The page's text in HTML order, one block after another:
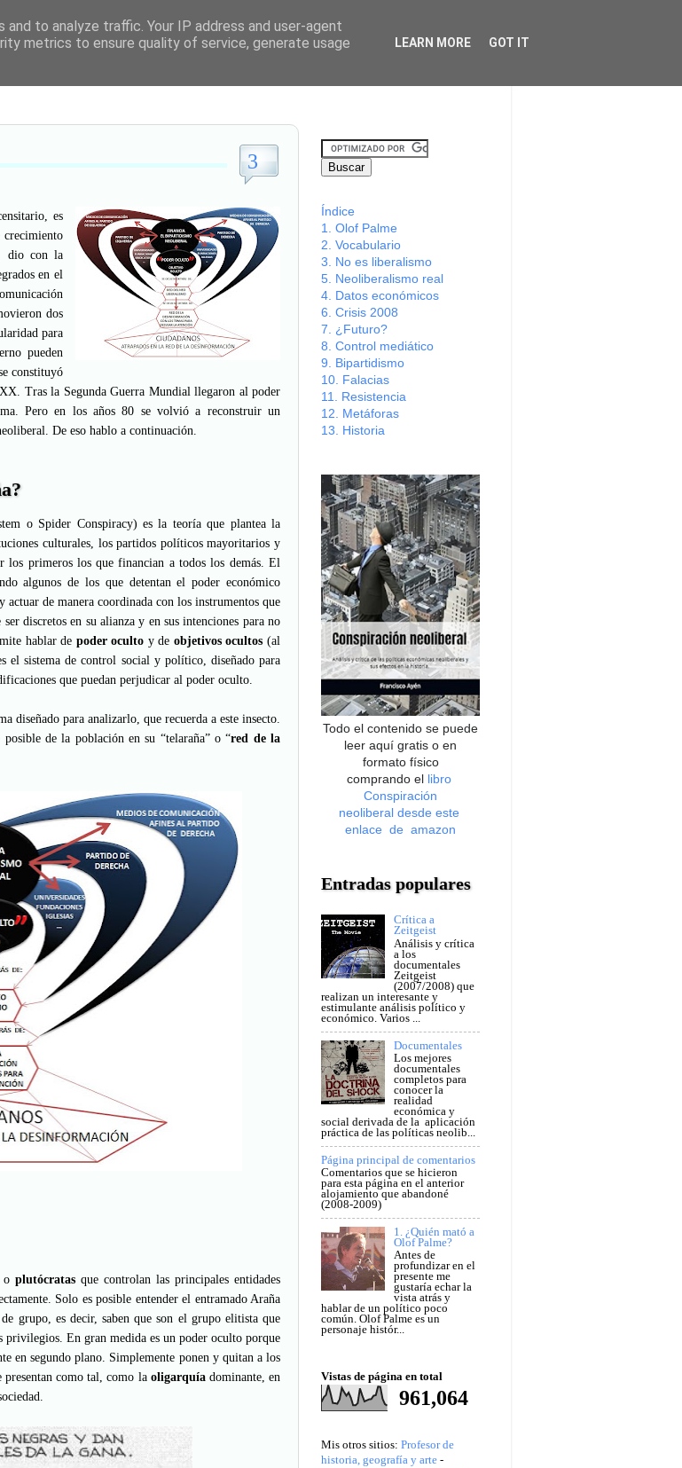
historia de las políticas económicas
la historia de las políticas económicas desde sus orígenes hasta la actualidad.
3
es
crecimiento
dio con la
en el
dos
para
pueden
constituyó
Tras la Segunda Guerra Mundial llegaron al poder
Pero en los años 80 se volvió a reconstruir un
De eso hablo a continuación.
o Spider Conspiracy) es la teoría que plantea la
culturales, los partidos políticos mayoritarios y
los primeros los que financian a todos los demás. El
algunos de los que detentan el poder económico
de manera coordinada con los instrumentos que
discretos en su alianza y en sus intenciones para no
hablar de poder oculto y de objetivos ocultos (al
el sistema de control social y político, diseñado para
que puedan perjudicar al poder oculto.
diseñado para analizarlo, que recuerda a este insecto.
de la población en su “telaraña” o “red de la
oplutócratas que controlan las principales entidades
Solo es posible entender el entramado Araña
grupo, es decir, saben que son el grupo elitista que
privilegios. En gran medida es un poder oculto porque
en segundo plano. Simplemente ponen y quitan a los
como tal, como la oligarquía dominante, en
Índice
1. Olof Palme
2. Vocabulario
3. No es liberalismo
5. Neoliberalismo real
4. Datos económicos
6. Crisis 2008
7. ¿Futuro?
8. Control mediático
9. Bipartidismo
10. Falacias
11. Resistencia
12. Metáforas
13. Historia
Todo el contenido se puede
leer aquí gratis o en
formato físico
comprando el libro
Conspiración
neoliberal desde este
enlace de amazon
Entradas populares
Crítica a
Zeitgeist
Análisis y crítica
a los
documentales
Zeitgeist
(2007/2008) que
realizan un interesante y
estimulante análisis político y
económico. Varios ...
Documentales
Los mejores
documentales
completos para
conocer la
realidad
económica y
social derivada de la aplicación
práctica de las políticas neolib...
Página principal de comentarios
Comentarios que se hicieron
para esta página en el anterior
alojamiento que abandoné
(2008-2009)
1. ¿Quién mató a
Olof Palme?
Antes de
profundizar en el
presente me
gustaría echar la
vista atrás y
hablar de un político poco
común. Olof Palme es un
personaje histór...
Vistas de página en total
961,064
Mis otros sitios: Profesor de
historia, geografía y arte -
to analyze traffic. Your IP address and user-agent
metrics to ensure quality of service, generate usage
LEARN MORE GOT IT